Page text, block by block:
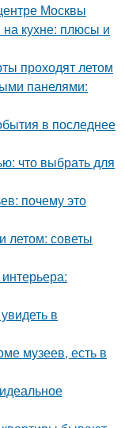
Москвы
кухне: плюсы и
проходят летом
панелями:
в последнее
что выбрать для
почему это
летом: советы
в
музеев, есть в